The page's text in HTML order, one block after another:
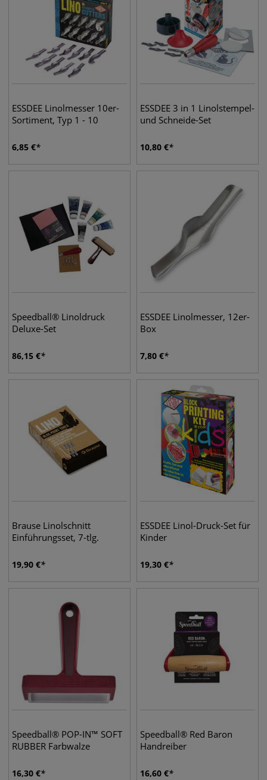
ESSDEE Linolmesser 10er-
Sortiment, Typ 1 - 10
6,85 €
ESSDEE 3 in 1 Linolstempel-
und Schneide-Set
10,80 €
Speedball® Linoldruck
Deluxe-Set
86,15 €
ESSDEE Linolmesser, 12er-
Box
7,80 €
Brause Linolschnitt
Einführungsset, 7-tlg.
19,90 €
ESSDEE Linol-Druck-Set für
Kinder
19,30 €
Speedball® POP-IN™ SOFT
RUBBER Farbwalze
16,30 €
Speedball® Red Baron
Handreiber
16,60 €